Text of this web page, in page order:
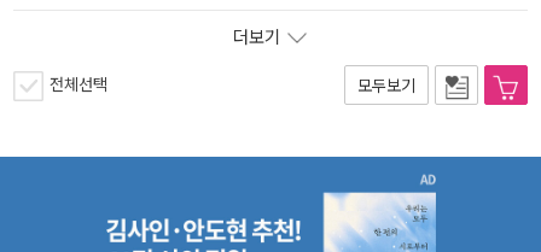
더보기
전체선택 모두보기